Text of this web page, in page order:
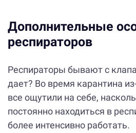
Дополнительные
респираторов
Респираторы бывают с
дает? Во время карантина
все ощутили на себе,
постоянно находиться в
более интенсивно работать.